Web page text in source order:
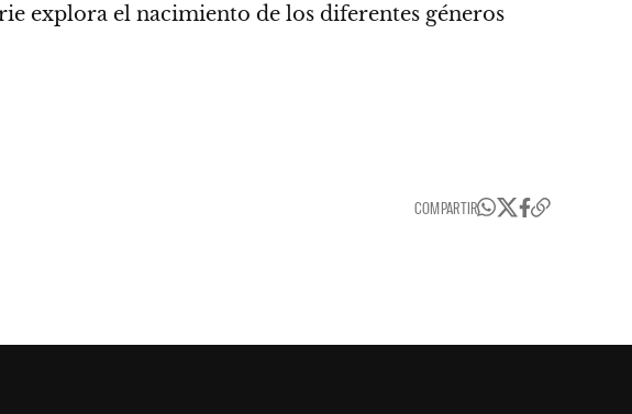
explora el nacimiento de los diferentes géneros
COMPARTIR